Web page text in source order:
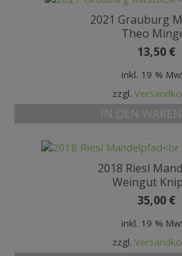
2021 Grauburg
Theo
13,50 €
inkl. 19 %
zzgl.
IN DEN
2018 Riesl
Weingut
35,00 €
inkl. 19 %
zzgl.